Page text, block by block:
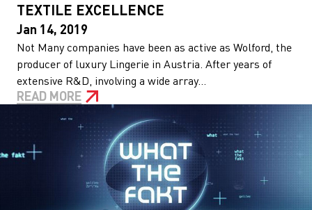
TEXTILE EXCELLENCE
Jan 14, 2019
Not Many companies have been as active as Wolford, the
producer of luxury Lingerie in Austria. After years of
extensive R&D, involving a wide array...
READ MORE